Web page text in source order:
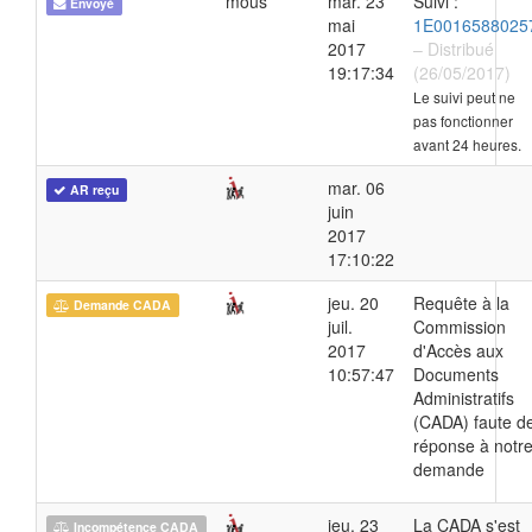
mai
2017
19:17:34
– Distribué
(26/05/2017)
Le suivi peut ne
pas fonctionner
avant 24 heures.
AR reçu
mar. 06
juin
2017
17:10:22
Demande CADA
jeu. 20
juil.
2017
10:57:47
Requête à la
Commission
d'Accès aux
Documents
Administratifs
(CADA) faute
réponse à notre
demande
Incompétence CADA jeu. 23 La CADA s'est